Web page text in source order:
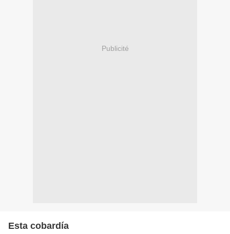
Publicité
Esta cobardía